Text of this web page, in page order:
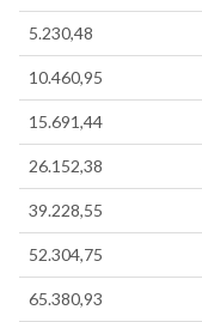
5.230,48
10.460,95
15.691,44
26.152,38
39.228,55
52.304,75
65.380,93